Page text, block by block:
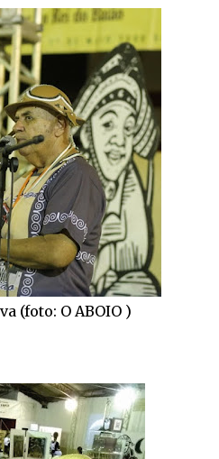
(foto: O ABOIO )